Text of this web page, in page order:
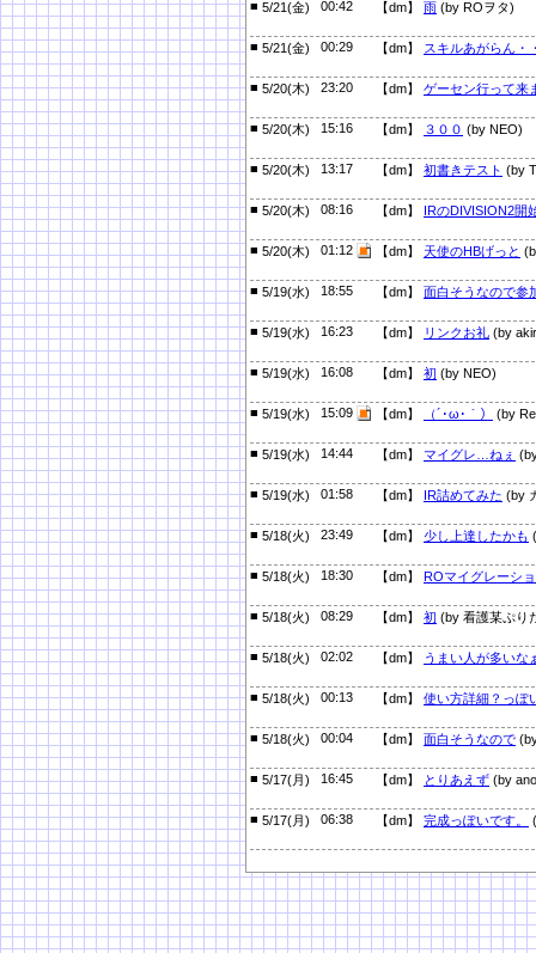
■ 5/21(金) 00:42 【dm】 雨 (by ROヲタ)
■ 5/21(金) 00:29 【dm】 スキルあがらん・
■ 5/20(木) 23:20 【dm】 ゲーセン行って来
■ 5/20(木) 15:16 【dm】 ３００ (by NEO)
■ 5/20(木) 13:17 【dm】 初書きテスト (by
■ 5/20(木) 08:16 【dm】 IRのDIVISION2開
■ 5/20(木) 01:12 【dm】 天使のHBげっと
■ 5/19(水) 18:55 【dm】 面白そうなので参
■ 5/19(水) 16:23 【dm】 リンクお礼 (by
■ 5/19(水) 16:08 【dm】 初 (by NEO)
■ 5/19(水) 15:09 【dm】 （´･ω･｀） (by
■ 5/19(水) 14:44 【dm】 マイグレ…ねぇ
■ 5/19(水) 01:58 【dm】 IR詰めてみた (by
■ 5/18(火) 23:49 【dm】 少し上達したかも
■ 5/18(火) 18:30 【dm】 ROマイグレーシ
■ 5/18(火) 08:29 【dm】 初 (by 看護某ぷり
■ 5/18(火) 02:02 【dm】 うまい人が多いな
■ 5/18(火) 00:13 【dm】 使い方詳細？っぽ
■ 5/18(火) 00:04 【dm】 面白そうなので
■ 5/17(月) 16:45 【dm】 とりあえず (by
■ 5/17(月) 06:38 【dm】 完成っぽいです。